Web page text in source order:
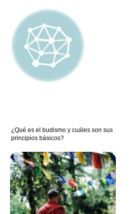
¿Qué es el budismo y cuáles son sus
principios básicos?